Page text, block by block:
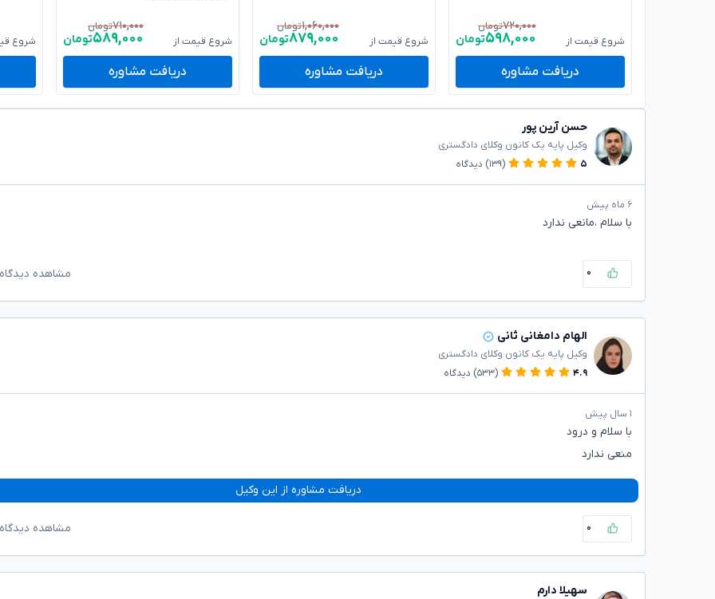
شروع قیمت از
۷۲۰,۰۰۰تومان
۵۹۸,۰۰۰تومان
دریافت مشاوره
شروع قیمت از
۱,۰۶۰,۰۰۰تومان
۸۷۹,۰۰۰تومان
دریافت مشاوره
شروع قیمت از
۷۱۰,۰۰۰تومان
۵۸۹,۰۰۰تومان
دریافت مشاوره
شروع
حسن آرین پور
وکیل پایه یک کانون وکلای دادگستری
۵
(۱۳۹) دیدگاه
۶ ماه پیش
با سلام ،مانعی ندارد
۰ مشاهده
الهام دامغانی ثانی
وکیل پایه یک کانون وکلای دادگستری
۴.۹
(۵۳۳) دیدگاه
۱ سال پیش
با سلام و درود
منعی ندارد
دریافت مشاوره از این وکیل
۰ مشاهده
سهیلا دارم